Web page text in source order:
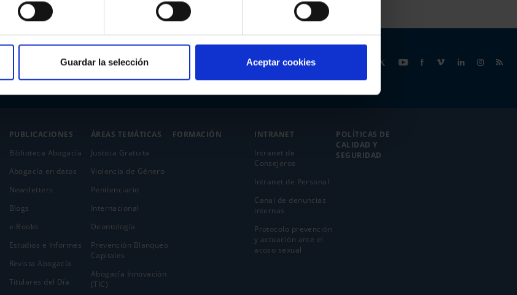
Guardar la selección Aceptar cookies
PUBLICACIONES
Biblioteca Abogacía
Abogacía en datos
Newsletters
Blogs
e-Books
Estudios e Informes
Revista Abogacía
Titulares del Día
ÁREAS TEMÁTICAS
Justicia Gratuita
Violencia de Género
Penitenciario
Internacional
Deontología
Prevención Blanqueo
Capitales
Abogacía Innovación
(TIC)
FORMACIÓN
INTRANET
Intranet de
Consejeros
Intranet de Personal
Canal de denuncias
internas
Protocolo prevención
y actuación ante el
acoso sexual
POLÍTICAS DE
CALIDAD Y
SEGURIDAD